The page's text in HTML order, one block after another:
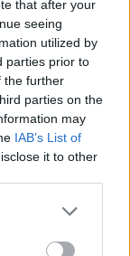
that after your
seeing
utilized by
parties prior to
the further
parties on the
may
IAB’s List of
it to other
more Google
may click to
Αθήνας
Το Mοντέλο που